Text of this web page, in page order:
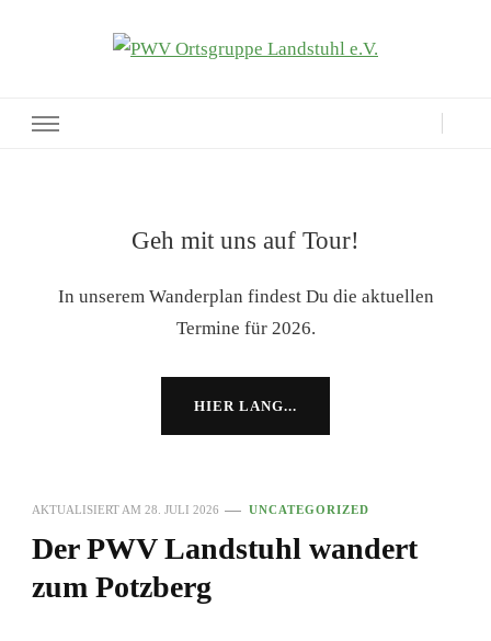
Geh mit uns auf Tour!
In unserem Wanderplan findest Du die aktuellen
Termine für 2026.
HIER LANG...
AKTUALISIERT AM 28. JULI 2026 UNCATEGORIZED
Der PWV Landstuhl wandert
zum Potzberg